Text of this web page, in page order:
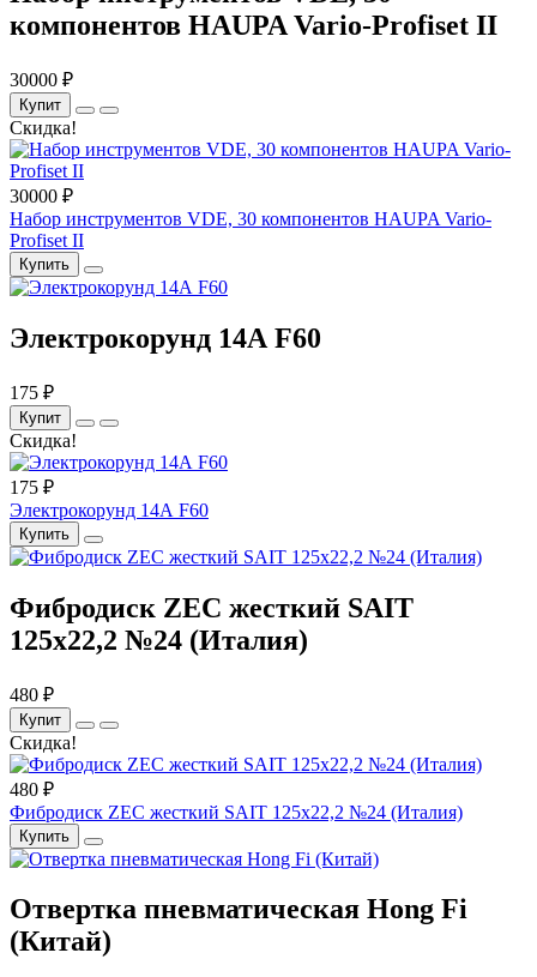
компонентов HAUPA Vario-Profiset II
30000 ₽
Купит
Скидка!
30000 ₽
Набор инструментов VDE, 30 компонентов HAUPA Vario-
Profiset II
Купить
Электрокорунд 14А F60
175 ₽
Купит
Скидка!
175 ₽
Электрокорунд 14А F60
Купить
Фибродиск ZEC жесткий SAIT
125х22,2 №24 (Италия)
480 ₽
Купит
Скидка!
480 ₽
Фибродиск ZEC жесткий SAIT 125х22,2 №24 (Италия)
Купить
Отвертка пневматическая Hong Fi
(Китай)